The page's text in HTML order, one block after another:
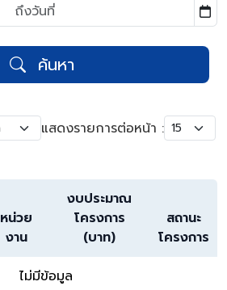
ค้นหา
แสดงรายการต่อหน้า :
หน่วย
งาน
งบประมาณ
โครงการ
(บาท)
สถานะ
โครงการ
ไม่มีข้อมูล